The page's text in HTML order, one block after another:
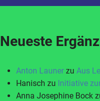
Neueste
Anton Launer zu Aus
Hanisch zu Initiative
Anna Josephine Bock